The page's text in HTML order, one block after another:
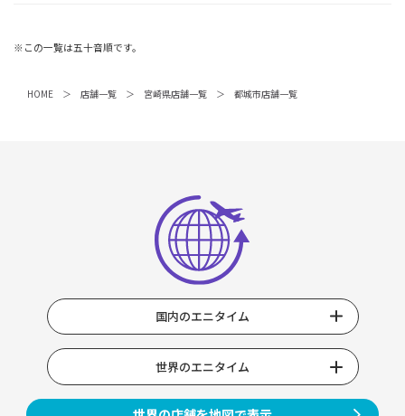
※この一覧は五十音順です。
HOME 店舗一覧 宮崎県店舗一覧 都城市店舗一覧
国内のエニタイム
世界のエニタイム